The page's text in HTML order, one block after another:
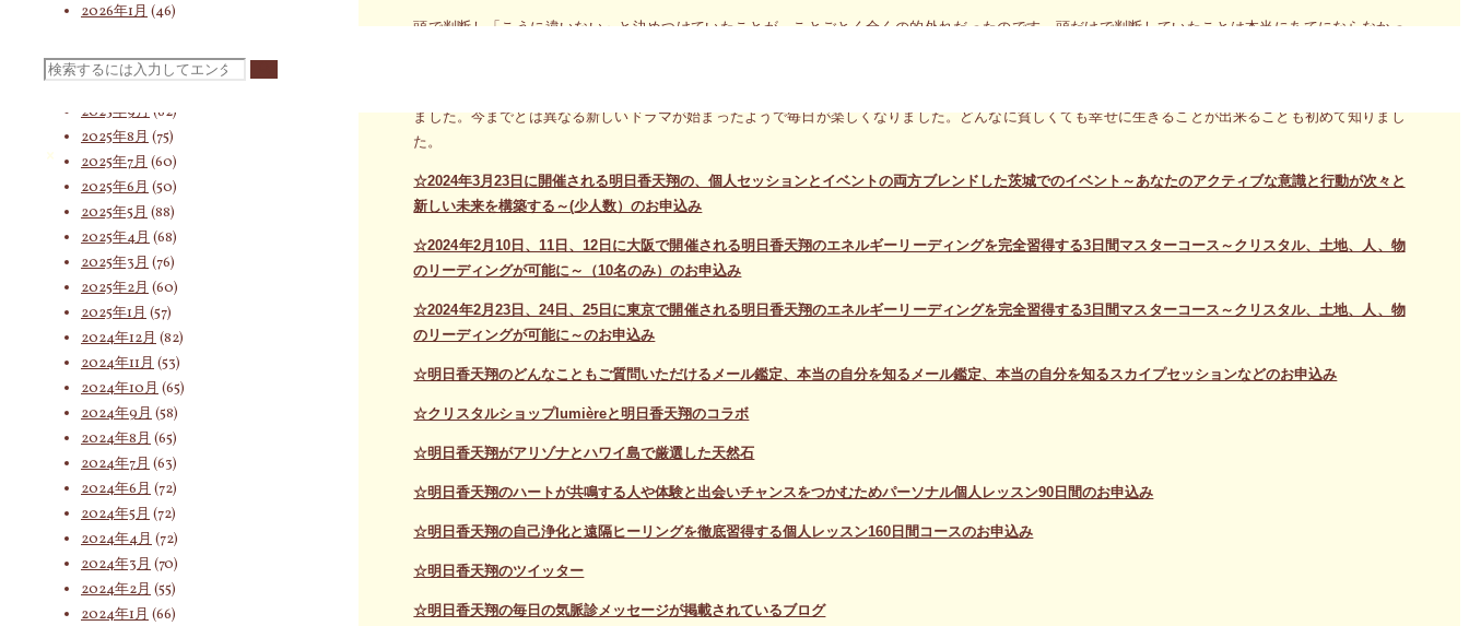
検
索
頭で判断し「こうに違いない」と決めつけていたことが、ことごとく全くの的外れだったのです。頭だけで判断していたことは本当にあてにならなかっ
ました。今までとは異なる新しいドラマが始まったようで毎日が楽しくなりました。どんなに貧しくても幸せに生きることが出来ることも初めて知りまし
た。
☆2024年3月23日に開催される明日香天翔の、個人セッションとイベントの両方ブレンドした茨城でのイベント～あなたのアクティブな意識と行動が次々と
新しい未来を構築する～(少人数）のお申込み
☆2024年2月10日、11日、12日に大阪で開催される明日香天翔のエネルギーリーディングを完全習得する3日間マスターコース～クリスタル、土地、人、物
のリーディングが可能に～（10名のみ）のお申込み
☆2024年2月23日、24日、25日に東京で開催される明日香天翔のエネルギーリーディングを完全習得する3日間マスターコース～クリスタル、土地、人、物
のリーディングが可能に～のお申込み
☆明日香天翔のどんなこともご質問いただけるメール鑑定、本当の自分を知るメール鑑定、本当の自分を知るスカイプセッションなどのお申込み
☆クリスタルショップlumièreと明日香天翔のコラボ
☆明日香天翔がアリゾナとハワイ島で厳選した天然石
☆明日香天翔のハートが共鳴する人や体験と出会いチャンスをつかむためパーソナル個人レッスン90日間のお申込み
☆明日香天翔の自己浄化と遠隔ヒーリングを徹底習得する個人レッスン160日間コースのお申込み
☆明日香天翔のツイッター
☆明日香天翔の毎日の気脈診メッセージが掲載されているブログ
2026年1月 (46)
2025年11月(55)
2025年9月 (62)
2025年8月 (75)
2025年7月 (60)
2025年6月 (50)
2025年5月 (88)
2025年4月 (68)
2025年3月 (76)
2025年2月 (60)
2025年1月 (57)
2024年12月 (82)
2024年11月 (53)
2024年10月 (65)
2024年9月 (58)
2024年8月 (65)
2024年7月 (63)
2024年6月 (72)
2024年5月 (72)
2024年4月 (72)
2024年3月 (70)
2024年2月 (55)
2024年1月 (66)